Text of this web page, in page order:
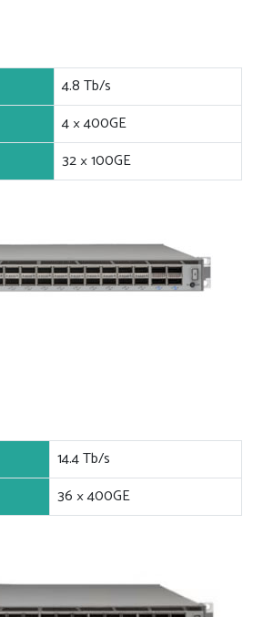
4.8 Tb/s
4 × 400GE
32 × 100GE
14.4 Tb/s
36 × 400GE